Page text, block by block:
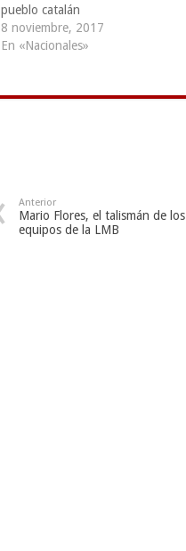
pueblo catalán
8 noviembre, 2017
En «Nacionales»
Anterior
Mario Flores, el talismán de los
equipos de la LMB